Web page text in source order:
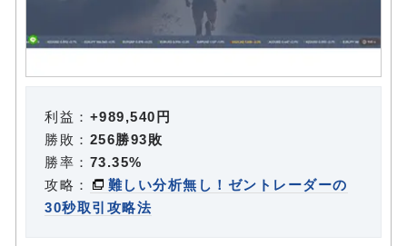
利益： +989,540円
勝敗： 256勝93敗
勝率： 73.35%
攻略：
難しい分析無し！ゼントレーダーの
30秒取引攻略法